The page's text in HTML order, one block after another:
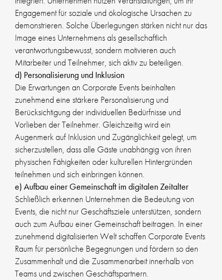
Engagement für soziale und ökologische Ursachen zu
demonstrieren. Solche Überlegungen stärken nicht nur das
Image eines Unternehmens als gesellschaftlich
verantwortungsbewusst, sondern motivieren auch
Mitarbeiter und Teilnehmer, sich aktiv zu beteiligen.
d) Personalisierung und Inklusion
Die Erwartungen an Corporate Events beinhalten
zunehmend eine stärkere Personalisierung und
Berücksichtigung der individuellen Bedürfnisse und
Vorlieben der Teilnehmer. Gleichzeitig wird ein
Augenmerk auf Inklusion und Zugänglichkeit gelegt, um
sicherzustellen, dass alle Gäste unabhängig von ihren
physischen Fähigkeiten oder kulturellen Hintergründen
teilnehmen und sich einbringen können.
e) Aufbau einer Gemeinschaft im digitalen Zeitalter
Schließlich erkennen Unternehmen die Bedeutung von
Events, die nicht nur Geschäftsziele unterstützen, sondern
auch zum Aufbau einer Gemeinschaft beitragen. In einer
zunehmend digitalisierten Welt schaffen Corporate Events
Raum für persönliche Begegnungen und fördern so den
Zusammenhalt und die Zusammenarbeit innerhalb von
Teams und zwischen Geschäftspartnern.